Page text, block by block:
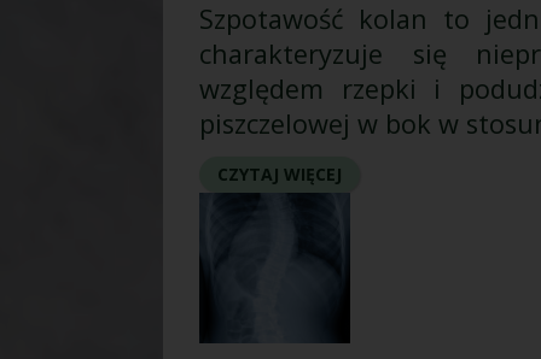
Szpotawość kolan to
charakteryzuje się
względem rzepki i
piszczelowej w bok w
CZYTAJ WIĘCEJ